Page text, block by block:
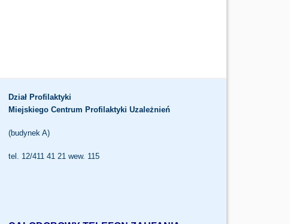
Dział Profilaktyki
Miejskiego Centrum Profilaktyki Uzależnień
(budynek A)
tel. 12/411 41 21 wew. 115